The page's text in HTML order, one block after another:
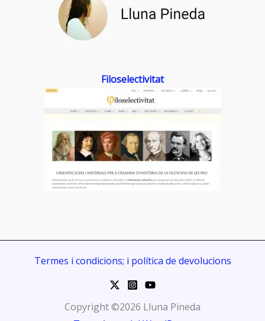
Filoselectivitat
Termes i condicions; i política de devolucions
Copyright ©2026 Lluna Pineda